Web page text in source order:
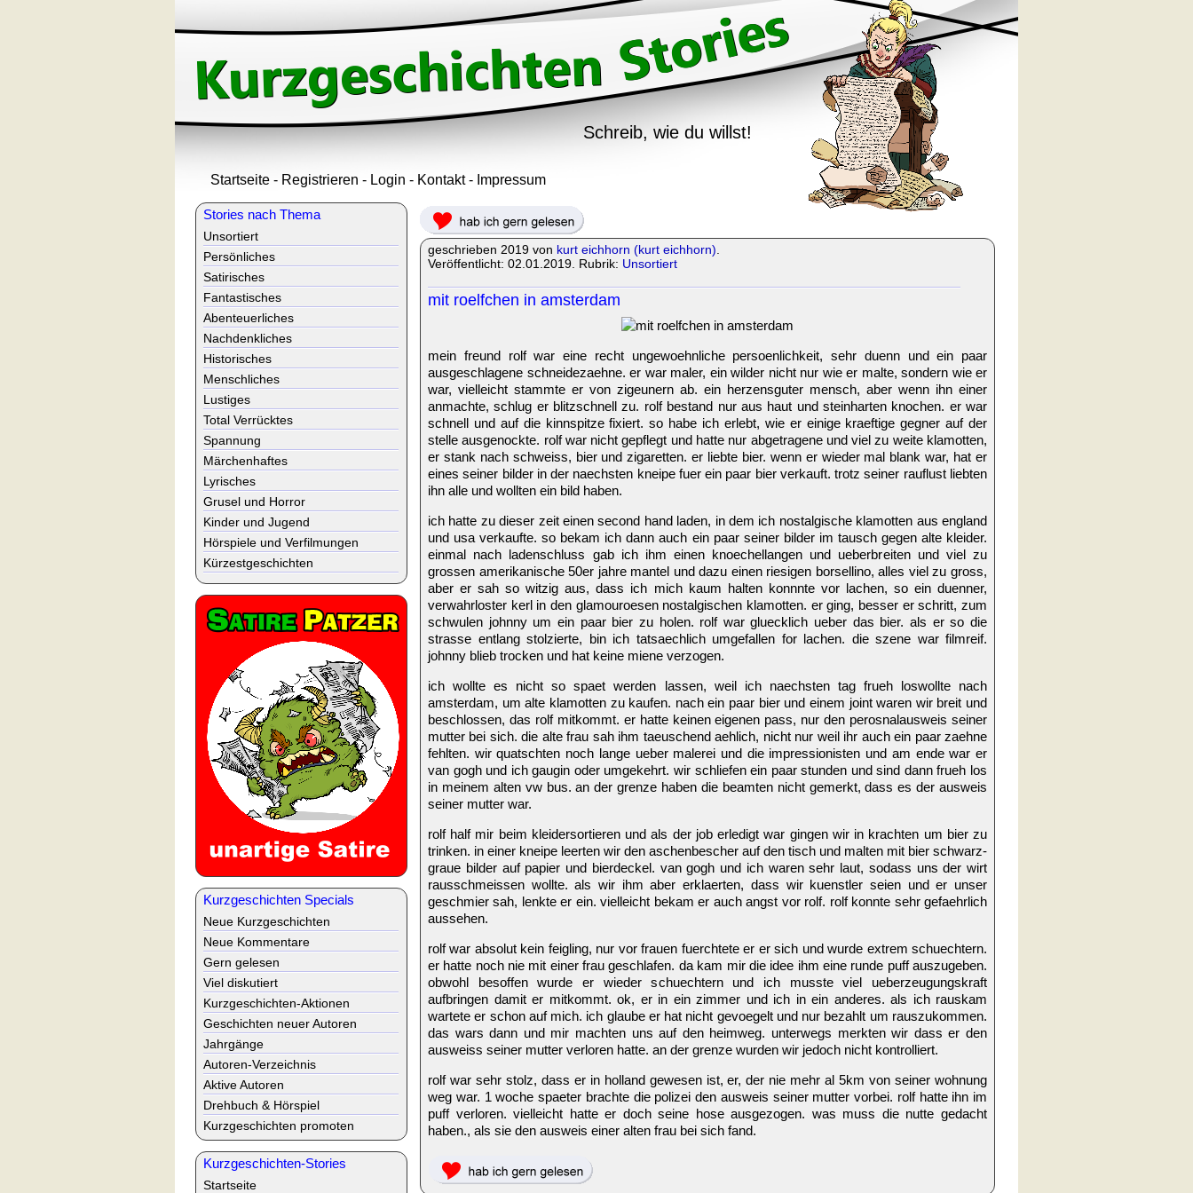
Schreib, wie du willst!
Startseite - Registrieren - Login - Kontakt- Impressum
geschrieben 2019 von kurt eichhorn (kurt eichhorn)
Veröffentlicht: 02.01.2019. Rubrik: Unsortiert
mit roelfchen in amsterdam
mein freund rolf war eine recht ungewoehnliche persoenlichkeit, sehr duenn und ein paar
ausgeschlagene schneidezaehne. er war maler, ein wilder nicht nur wie er malte, sondern wie er
war, vielleicht stammte er von zigeunern ab. ein herzensguter mensch, aber wenn ihn einer
anmachte, schlug er blitzschnell zu. rolf bestand nur aus haut und steinharten knochen. er war
schnell und auf die kinnspitze fixiert. so habe ich erlebt, wie er einige kraeftige gegner auf der
stelle ausgenockte. rolf war nicht gepflegt und hatte nur abgetragene und viel zu weite klamotten,
er stank nach schweiss, bier und zigaretten. er liebte bier. wenn er wieder mal blank war, hat er
eines seiner bilder in der naechsten kneipe fuer ein paar bier verkauft. trotz seiner rauflust liebten
ihn alle und wollten ein bild haben.
ich hatte zu dieser zeit einen second hand laden, in dem ich nostalgische klamotten aus england
und usa verkaufte. so bekam ich dann auch ein paar seiner bilder im tausch gegen alte kleider.
einmal nach ladenschluss gab ich ihm einen knoechellangen und ueberbreiten und viel zu
grossen amerikanische 50er jahre mantel und dazu einen riesigen borsellino, alles viel zu gross,
aber er sah so witzig aus, dass ich mich kaum halten konnnte vor lachen, so ein duenner,
verwahrloster kerl in den glamouroesen nostalgischen klamotten. er ging, besser er schritt, zum
schwulen johnny um ein paar bier zu holen. rolf war gluecklich ueber das bier. als er so die
strasse entlang stolzierte, bin ich tatsaechlich umgefallen for lachen. die szene war filmreif.
johnny blieb trocken und hat keine miene verzogen.
ich wollte es nicht so spaet werden lassen, weil ich naechsten tag frueh loswollte nach
amsterdam, um alte klamotten zu kaufen. nach ein paar bier und einem joint waren wir breit und
beschlossen, das rolf mitkommt. er hatte keinen eigenen pass, nur den perosnalausweis seiner
mutter bei sich. die alte frau sah ihm taeuschend aehlich, nicht nur weil ihr auch ein paar zaehne
fehlten. wir quatschten noch lange ueber malerei und die impressionisten und am ende war er
van gogh und ich gaugin oder umgekehrt. wir schliefen ein paar stunden und sind dann frueh los
in meinem alten vw bus. an der grenze haben die beamten nicht gemerkt, dass es der ausweis
seiner mutter war.
rolf half mir beim kleidersortieren und als der job erledigt war gingen wir in krachten um bier zu
trinken. in einer kneipe leerten wir den aschenbescher auf den tisch und malten mit bier schwarz-
graue bilder auf papier und bierdeckel. van gogh und ich waren sehr laut, sodass uns der wirt
rausschmeissen wollte. als wir ihm aber erklaerten, dass wir kuenstler seien und er unser
geschmier sah, lenkte er ein. vielleicht bekam er auch angst vor rolf. rolf konnte sehr gefaehrlich
aussehen.
rolf war absolut kein feigling, nur vor frauen fuerchtete er er sich und wurde extrem schuechtern.
er hatte noch nie mit einer frau geschlafen. da kam mir die idee ihm eine runde puff auszugeben.
obwohl besoffen wurde er wieder schuechtern und ich musste viel ueberzeugungskraft
aufbringen damit er mitkommt. ok, er in ein zimmer und ich in ein anderes. als ich rauskam
wartete er schon auf mich. ich glaube er hat nicht gevoegelt und nur bezahlt um rauszukommen.
das wars dann und mir machten uns auf den heimweg. unterwegs merkten wir dass er den
ausweiss seiner mutter verloren hatte. an der grenze wurden wir jedoch nicht kontrolliert.
rolf war sehr stolz, dass er in holland gewesen ist, er, der nie mehr al 5km von seiner wohnung
weg war. 1 woche spaeter brachte die polizei den ausweis seiner mutter vorbei. rolf hatte ihn im
puff verloren. vielleicht hatte er doch seine hose ausgezogen. was muss die nutte gedacht
haben., als sie den ausweis einer alten frau bei sich fand.
Stories nach Thema
Unsortiert
Persönliches
Satirisches
Fantastisches
Abenteuerliches
Nachdenkliches
Historisches
Menschliches
Lustiges
Total Verrücktes
Spannung
Märchenhaftes
Lyrisches
Grusel und Horror
Kinder und Jugend
Hörspiele und Verfilmungen
Kürzestgeschichten
Kurzgeschichten Specials
Neue Kurzgeschichten
Neue Kommentare
Gern gelesen
Viel diskutiert
Kurzgeschichten-Aktionen
Geschichten neuer Autoren
Jahrgänge
Autoren-Verzeichnis
Aktive Autoren
Drehbuch & Hörspiel
Kurzgeschichten promoten
Kurzgeschichten-Stories
Startseite